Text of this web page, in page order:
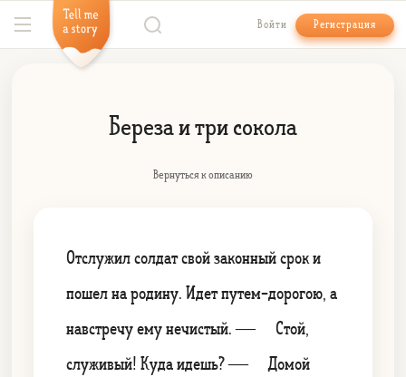
Войти Регистрация
Береза и три сокола
Вернуться к описанию
Отслужил солдат свой законный срок и
пошел на родину. Идет путем-дорогою, а
навстречу ему нечистый. — Стой,
служивый! Куда идешь? — Домой